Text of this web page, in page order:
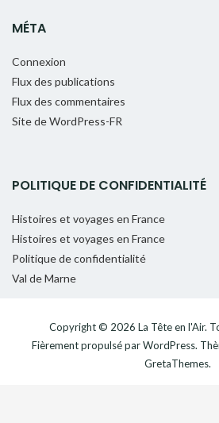
MÉTA
Connexion
Flux des publications
Flux des commentaires
Site de WordPress-FR
POLITIQUE DE CONFIDENTIALITÉ
Histoires et voyages en France
Histoires et voyages en France
Politique de confidentialité
Val de Marne
Copyright © 2026 La Tête en l'Air.
Fièrement propulsé parWordPress.
GretaThemes.